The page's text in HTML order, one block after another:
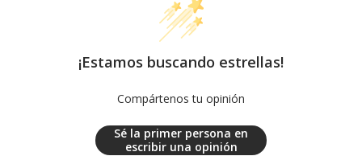
¡Estamos buscando estrellas!
Compártenos tu opinión
Sé la primer persona en
escribir una opinión